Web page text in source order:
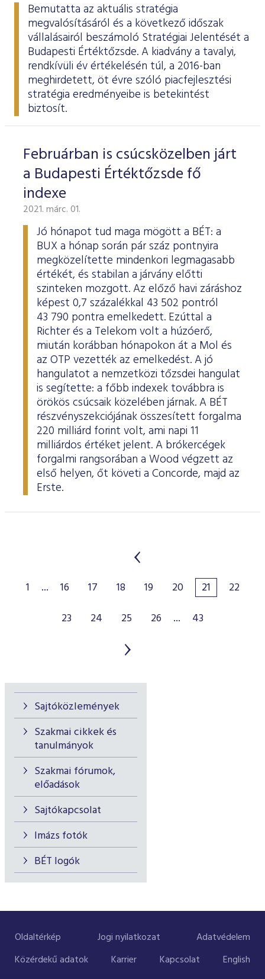
Sajtóközlemények
Szakmai cikkek és
tanulmányok
Szakmai fórumok,
előadások
Sajtókapcsolat
Imázs fotók
BÉT logók
Bemutatta az aktuális stratégia
megvalósításáról és a következő időszak
vállalásairól beszámoló Stratégiai Jelentését a
Budapesti Értéktőzsde. A kiadvány a tavalyi,
rendkívüli év értékelésén túl, a 2016-ban
meghirdetett, öt évre szóló piacfejlesztési
stratégia eredményeibe is betekintést
biztosít.
Februárban is csúcsközelben járt
a Budapesti Értéktőzsde fő
indexe
2021. márc. 01.
Jó hónapot tud maga mögött a BÉT: a
BUX a hónap során pár száz pontnyira
megközelítette mindenkori legmagasabb
értékét, és stabilan a járvány előtti
szinteken mozgott. Az előző havi záráshoz
képest 0,7 százalékkal 43 502 pontról
43 790 pontra emelkedett. Ezúttal a
Richter és a Telekom volt a húzóerő,
miután korábban hónapokon át a Mol és
az OTP vezették az emelkedést. A jó
hangulatot a nemzetközi tőzsdei hangulat
is segítette: a főbb indexek továbbra is
örökös csúcsaik közelében járnak. A BÉT
részvényszekciójának összesített forgalma
220 milliárd forint volt, ami napi 11
milliárdos értéket jelent. A brókercégek
forgalmi rangsorában a Wood végzett az
első helyen, őt követi a Concorde, majd az
Erste.
1 ... 16 17 18 19 20 21
22
23
24 25 26 ... 43
Oldaltérkép Jogi nyilatkozat
Adatvédelem
Közérdekű adatok
Karrier Kapcsolat English